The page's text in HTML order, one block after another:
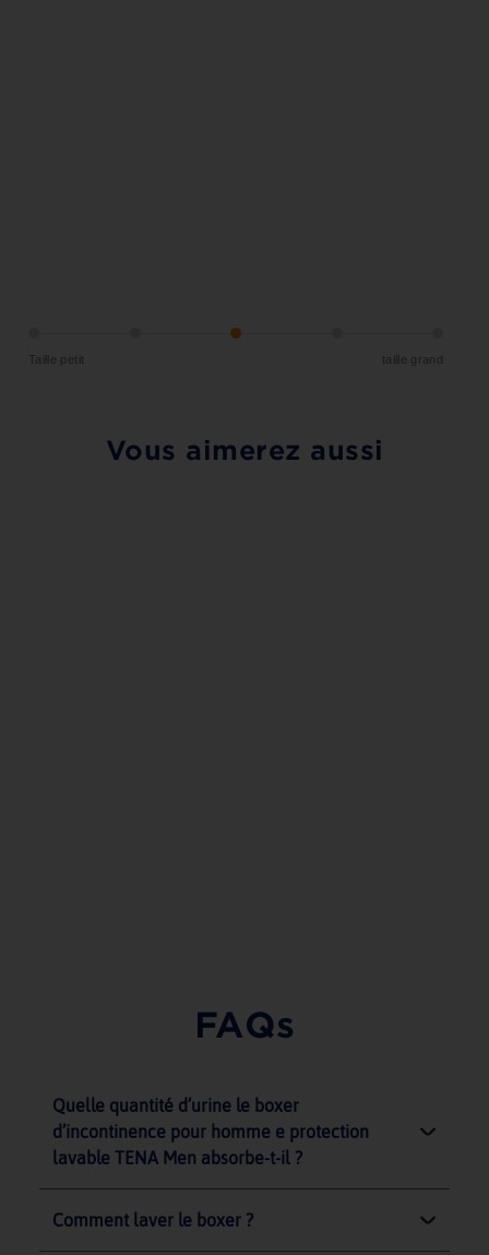
Taille petit taille grand
Vous aimerez aussi
FAQs
Quelle quantité d’urine le boxer
d’incontinence pour homme e protection
lavable TENA Men absorbe-t-il ?
Comment laver le boxer ?